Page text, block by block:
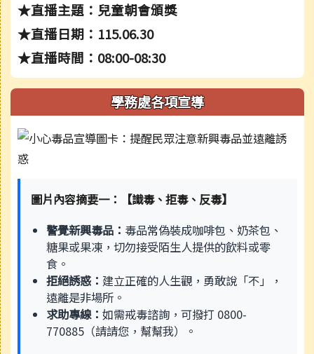
★直播主題：兒童朝會頒獎
★直播日期：115.06.30
★直播時間：08:00-08:30
學務處各項宣導
圖片內容摘要一：【識毒、拒毒、反毒】
警覺新興毒品： 毒品常偽裝成咖啡包、奶茶包、
糖果或果凍，切勿接受陌生人提供的飲料或零
食。
拒絕誘惑： 建立正確的人生觀，勇敢說「不」，
遠離是非場所。
求助專線： 如需戒毒諮詢，可撥打 0800-
770885（請請您，幫幫我）。